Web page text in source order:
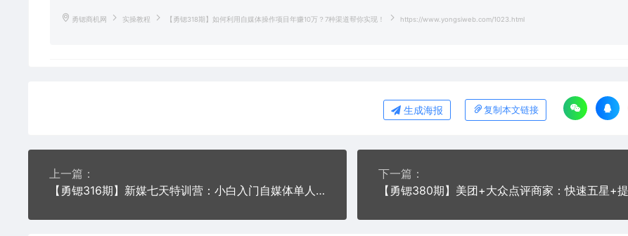
勇锶商机网 实操教程 【勇锶318期】如何利用自媒体操作项目年赚10万？7种渠道帮你实现！ https://www.yongsiweb.com/1023.html
生成海报 复制本文链接
上一篇：
【勇锶316期】新媒七天特训营：小白入门自媒体单人月入3000元秘籍
下一篇：